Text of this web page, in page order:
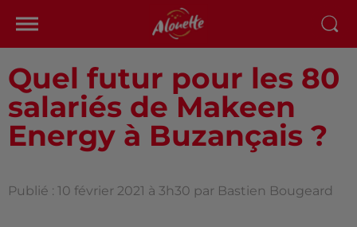
Quel futur pour les 80
salariés de Makeen
Energy à Buzançais ?
Publié : 10 février 2021 à 3h30 par Bastien Bougeard